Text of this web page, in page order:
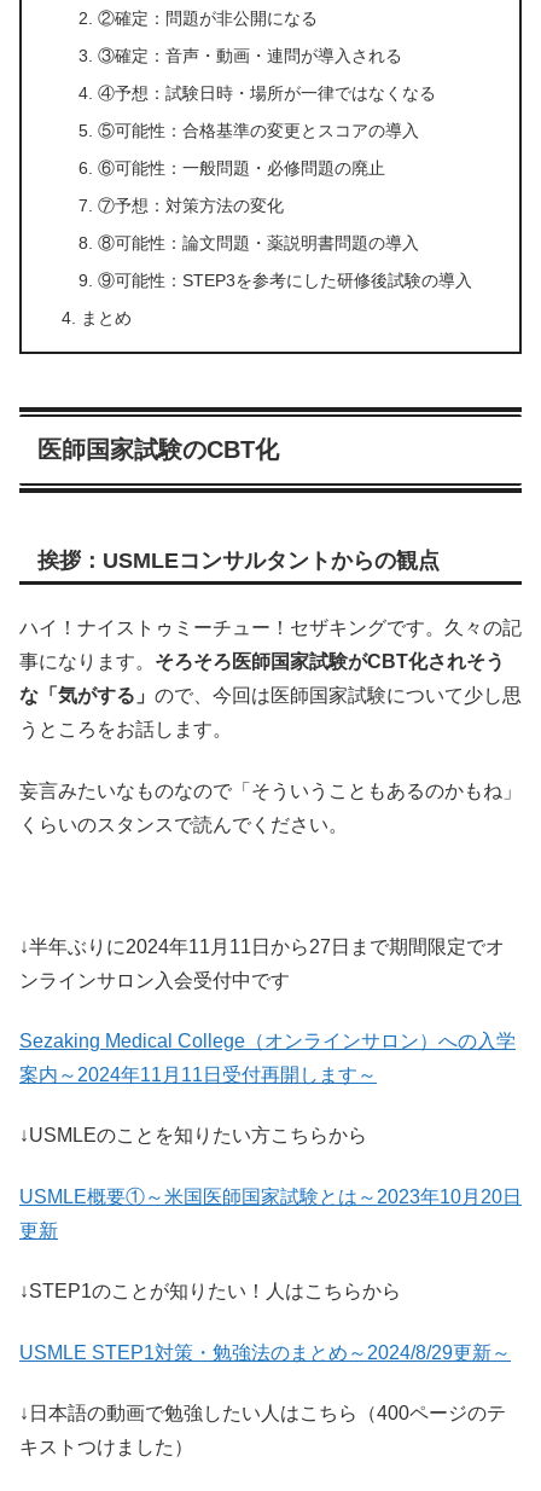
②確定：問題が非公開になる
③確定：音声・動画・連問が導入される
④予想：試験日時・場所が一律ではなくなる
⑤可能性：合格基準の変更とスコアの導入
⑥可能性：一般問題・必修問題の廃止
⑦予想：対策方法の変化
⑧可能性：論文問題・薬説明書問題の導入
⑨可能性：STEP3を参考にした研修後試験の導入
まとめ
医師国家試験のCBT化
挨拶：USMLEコンサルタントからの観点
ハイ！ナイストゥミーチュー！セザキングです。久々の記
事になります。 そろそろ医師国家試験がCBT化されそう
な「気がする」 ので、今回は医師国家試験について少し思
うところをお話します。
妄言みたいなものなので「そういうこともあるのかもね」
くらいのスタンスで読んでください。
↓半年ぶりに2024年11月11日から27日まで期間限定でオ
ンラインサロン入会受付中です
Sezaking Medical College（オンラインサロン）への入学
案内～2024年11月11日受付再開します～
↓USMLEのことを知りたい方こちらから
USMLE概要①～米国医師国家試験とは～2023年10月20日
更新
↓STEP1のことが知りたい！人はこちらから
USMLE STEP1対策・勉強法のまとめ～2024/8/29更新～
↓日本語の動画で勉強したい人はこちら（400ページのテ
キストつけました）